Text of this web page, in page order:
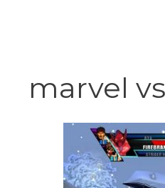
marvel